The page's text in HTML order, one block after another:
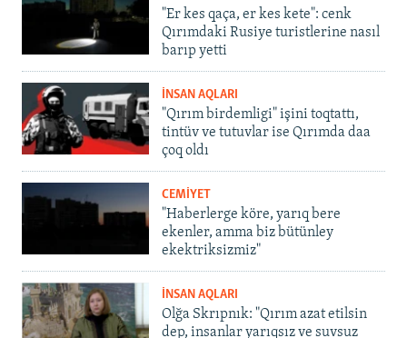
"Er kes qaça, er kes kete": cenk
Qırımdaki Rusiye turistlerine nasıl
barıp yetti
İNSAN AQLARI
"Qırım birdemligi" işini toqtattı,
tintüv ve tutuvlar ise Qırımda daa
çoq oldı
CEMİYET
"Haberlerge köre, yarıq bere
ekenler, amma biz bütünley
ekektriksizmiz"
İNSAN AQLARI
Olğa Skrıpnık: "Qırım azat etilsin
dep, insanlar yarıqsız ve suvsuz